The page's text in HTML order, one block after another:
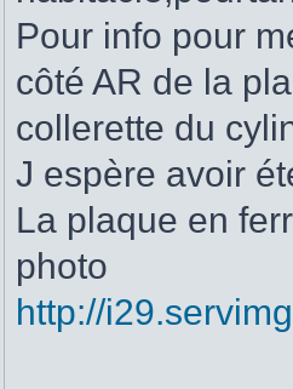
Pour info pour
côté AR de la
collerette du
J espère avoir
La plaque en
photo
http://